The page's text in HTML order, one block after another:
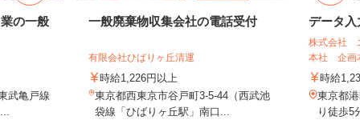
の一般
武亀戸線
一般廃棄物収集会社の電話受付
有限会社ひばりヶ丘清運
時給1,226円以上
東京都西東京市谷戸町3-5-44（西武池
袋線「ひばりヶ丘駅」南口...
データ入
株式会社
本社 企画
時給
東京都
り徒歩5